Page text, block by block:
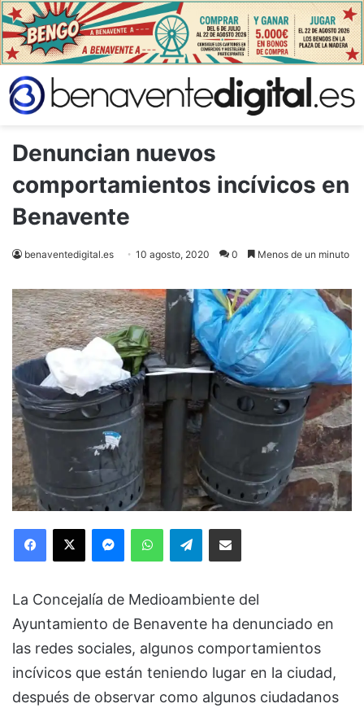
Denuncian nuevos
comportamientos incívicos en
Benavente
benaventedigital.es 10 agosto, 2020 0 Menos de un minuto
Facebook
X MessengerWhatsAppTelegramCompartir via Email
La Concejalía de Medioambiente del
Ayuntamiento de Benavente ha denunciado en
las redes sociales, algunos comportamientos
incívicos que están teniendo lugar en la ciudad,
después de observar como algunos ciudadanos